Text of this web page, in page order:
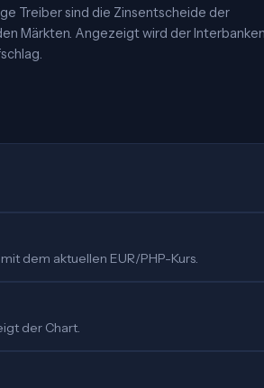
Treiber sind die Zinsentscheide der
Märkten. Angezeigt wird der
dem aktuellen EUR/PHP-Kurs.
der Chart.